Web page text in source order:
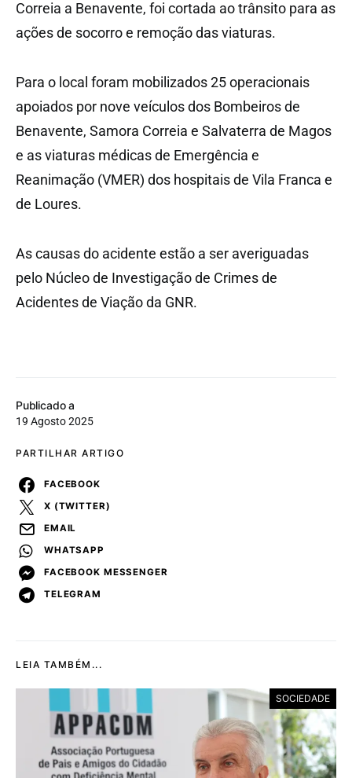
Publicado a
19 Agosto 2025
PARTILHAR ARTIGO
FACEBOOK
X (TWITTER)
EMAIL
WHATSAPP
FACEBOOK MESSENGER
TELEGRAM
Correia a Benavente, foi cortada ao trânsito para as
ações de socorro e remoção das viaturas.
Para o local foram mobilizados 25 operacionais
apoiados por nove veículos dos Bombeiros de
Benavente, Samora Correia e Salvaterra de Magos
e as viaturas médicas de Emergência e
Reanimação (VMER) dos hospitais de Vila Franca e
de Loures.
As causas do acidente estão a ser averiguadas
pelo Núcleo de Investigação de Crimes de
Acidentes de Viação da GNR.
LEIA TAMBÉM...
SOCIEDADE